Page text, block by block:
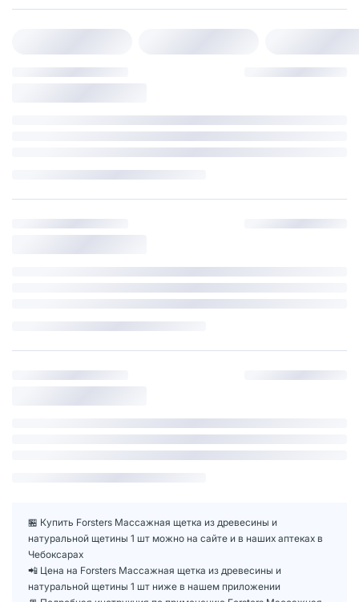
🏪 Купить Forsters Массажная щетка из древесины и
натуральной щетины 1 шт можно на сайте и в наших аптеках в
Чебоксарах
📲 Цена на Forsters Массажная щетка из древесины и
натуральной щетины 1 шт ниже в нашем приложении